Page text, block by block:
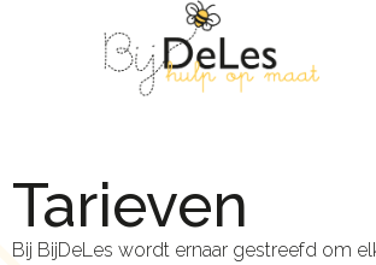
Tarieven
Bij BijDeLes wordt ernaar gestreefd om